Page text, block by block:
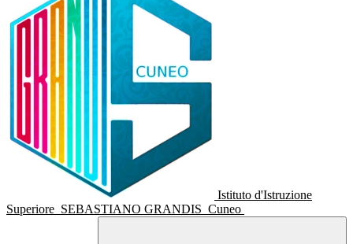
Istituto d'Istruzione
Superiore SEBASTIANO GRANDIS Cuneo